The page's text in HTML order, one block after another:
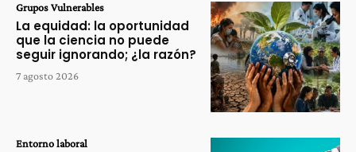
Grupos Vulnerables
La equidad: la oportunidad
que la ciencia no puede
seguir ignorando; ¿la razón?
7 agosto 2026
Entorno laboral